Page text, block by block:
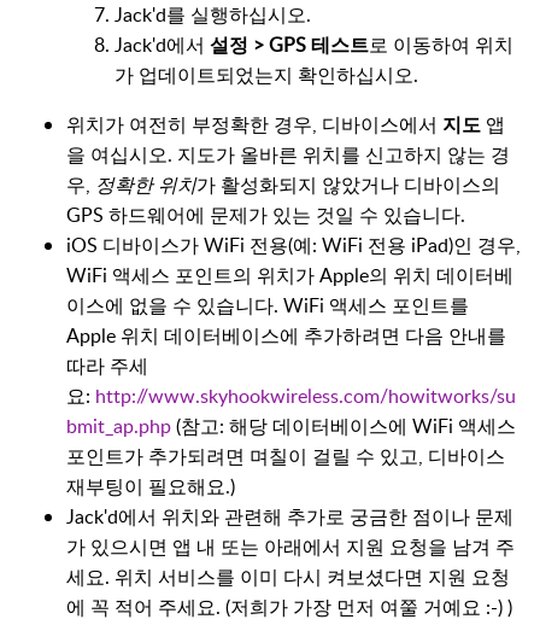
Jack'd를 실행하십시오.
Jack'd에서 설정 > GPS 테스트로 이동하여 위치
가 업데이트되었는지 확인하십시오.
위치가 여전히 부정확한 경우, 디바이스에서 지도 앱
을 여십시오. 지도가 올바른 위치를 신고하지 않는 경
우, 정확한 위치가 활성화되지 않았거나 디바이스의
GPS 하드웨어에 문제가 있는 것일 수 있습니다.
iOS 디바이스가 WiFi 전용(예: WiFi 전용 iPad)인 경우,
WiFi 액세스 포인트의 위치가 Apple의 위치 데이터베
이스에 없을 수 있습니다. WiFi 액세스 포인트를
Apple 위치 데이터베이스에 추가하려면 다음 안내를
따라 주세
요: http://www.skyhookwireless.com/howitworks/su
bmit_ap.php(참고: 해당 데이터베이스에 WiFi 액세스
포인트가 추가되려면 며칠이 걸릴 수 있고, 디바이스
재부팅이 필요해요.)
Jack'd에서 위치와 관련해 추가로 궁금한 점이나 문제
가 있으시면 앱 내 또는 아래에서 지원 요청을 남겨 주
세요. 위치 서비스를 이미 다시 켜보셨다면 지원 요청
에 꼭 적어 주세요. (저희가 가장 먼저 여쭐 거예요 :-) )